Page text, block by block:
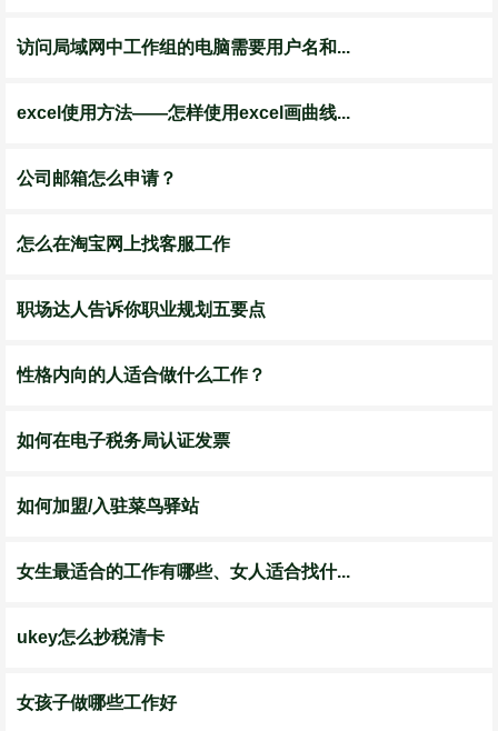
访问局域网中工作组的电脑需要用户名和...
excel使用方法——怎样使用excel画曲线...
公司邮箱怎么申请？
怎么在淘宝网上找客服工作
职场达人告诉你职业规划五要点
性格内向的人适合做什么工作？
如何在电子税务局认证发票
如何加盟/入驻菜鸟驿站
女生最适合的工作有哪些、女人适合找什...
ukey怎么抄税清卡
女孩子做哪些工作好